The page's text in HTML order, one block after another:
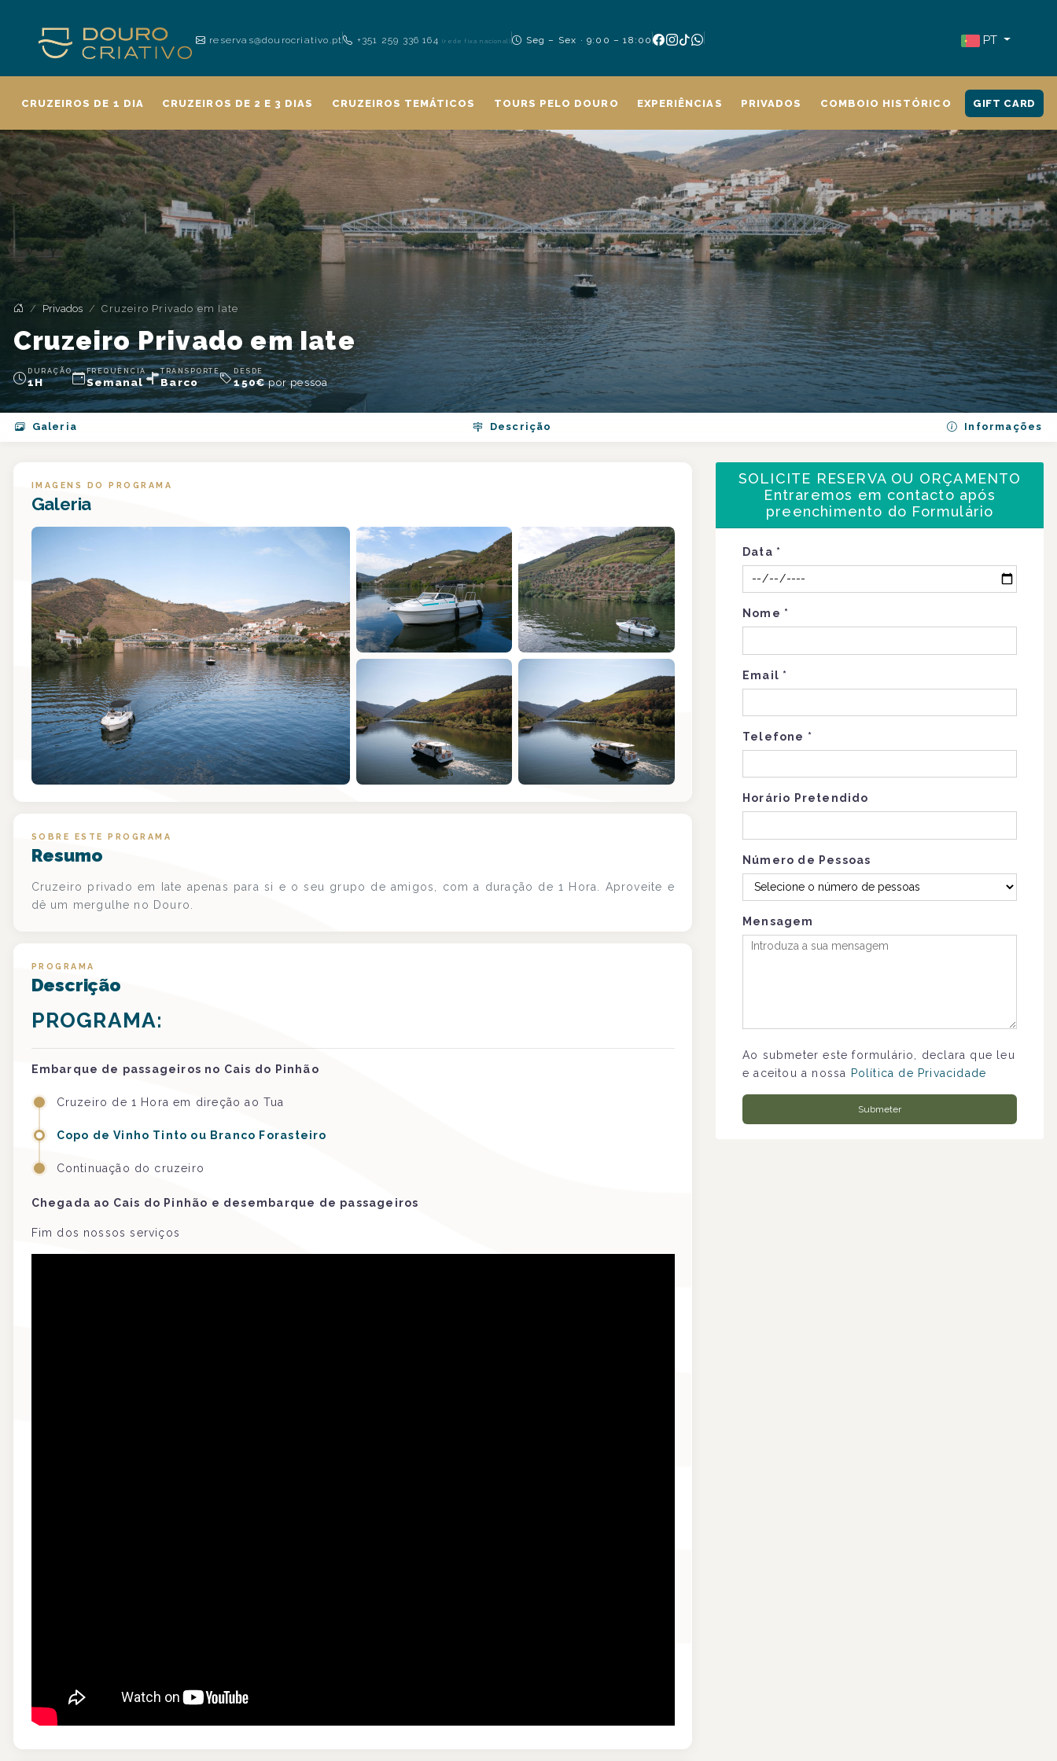
reservas@dourocriativo.pt +351 259 336 164(rede fixa nacional) Seg – Sex · 9:00 – 18:00 PT
CRUZEIROS DE 1 DIA CRUZEIROS DE 2 E 3 DIAS CRUZEIROS TEMÁTICOS TOURS PELO DOURO EXPERIÊNCIAS PRIVADOS COMBOIO HISTÓRICO GIFT CARD
Privados Cruzeiro Privado em Iate
Cruzeiro Privado em Iate
DURAÇÃO
1H
FREQUÊNCIA
Semanal
TRANSPORTE
Barco
DESDE
150€por pessoa
Galeria Descrição Informações
IMAGENS DO PROGRAMA
Galeria
+6
SOBRE ESTE PROGRAMA
Resumo
Cruzeiro privado em Iate apenas para si e o seu grupo de amigos, com a duração de 1 Hora. Aproveite e
dê um mergulhe no Douro.
PROGRAMA
Descrição
PROGRAMA:
Embarque de passageiros no Cais do Pinhão
Cruzeiro de 1 Hora em direção ao Tua
Copo de Vinho Tinto ou Branco Forasteiro
Continuação do cruzeiro
Chegada ao Cais do Pinhão e desembarque de passageiros
Fim dos nossos serviços
SOLICITE RESERVA OU ORÇAMENTO
Entraremos em contacto após
preenchimento do Formulário
Data *
Nome *
Email *
Telefone *
Horário Pretendido
Número de Pessoas
Mensagem
Ao submeter este formulário, declara que leu
e aceitou a nossa
Política de Privacidade
Submeter